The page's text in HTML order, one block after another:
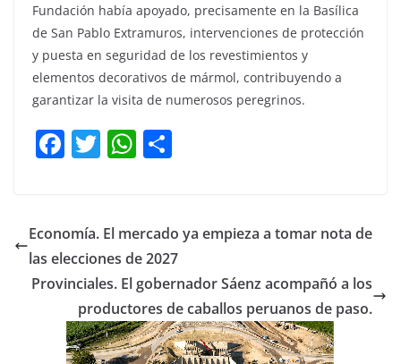
Fundación había apoyado, precisamente en la Basílica
de San Pablo Extramuros, intervenciones de protección
y puesta en seguridad de los revestimientos y
elementos decorativos de mármol, contribuyendo a
garantizar la visita de numerosos peregrinos.
F
e
b
o
o
k
T
er
W
s
A
p
p
p
ar
tir
Economía. El mercado ya empieza a tomar nota de
las elecciones de 2027
Provinciales. El gobernador Sáenz acompañó a los
productores de caballos peruanos de paso.